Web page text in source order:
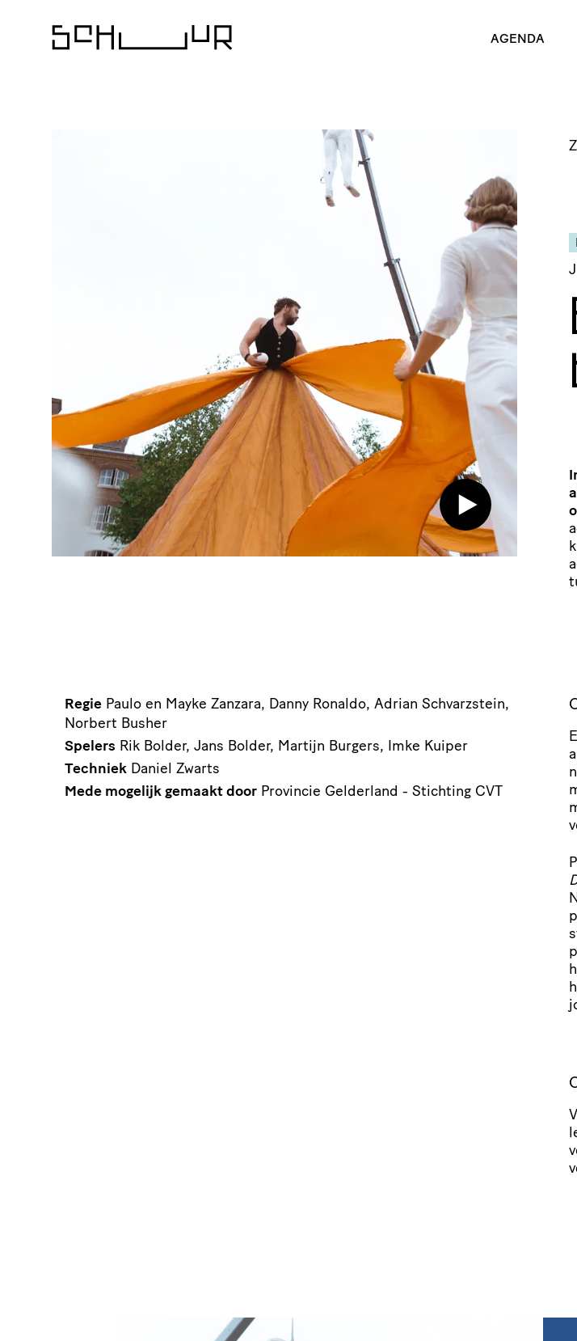
AGENDA
Regie Paulo en Mayke Zanzara, Danny Ronaldo, Adrian Schvarzstein,
Norbert Busher
Spelers Rik Bolder, Jans Bolder, Martijn Burgers, Imke Kuiper
Techniek Daniel Zwarts
Mede mogelijk gemaakt door Provincie Gelderland - Stichting CVT